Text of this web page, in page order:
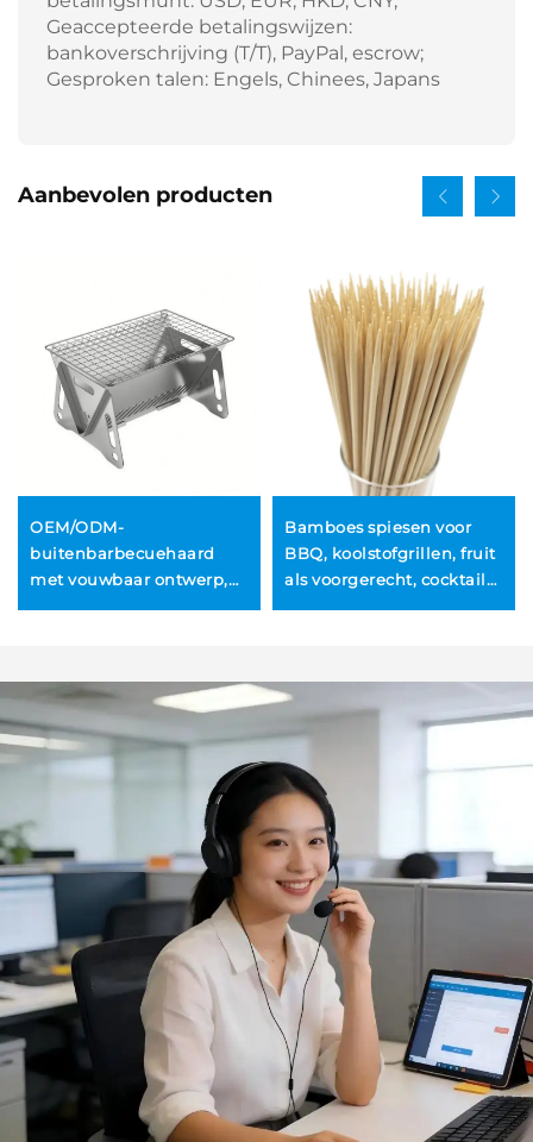
Geaccepteerde betalingswijzen:
bankoverschrijving (T/T), PayPal, escrow;
Gesproken talen: Engels, Chinees, Japans
Aanbevolen producten
OEM/ODM-
buitenbarbecuehaard
met vouwbaar ontwerp,
constructie, handzame
houtgestookte mini-grill
Bamboes spiesen voor
BBQ, koolstofgrillen, fruit
als voorgerecht, cocktails,